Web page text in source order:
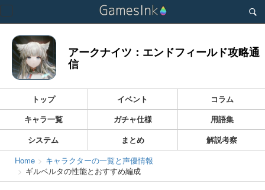
Toggle
アークナイツ：エンドフィールド攻略通
信
トップ イベント
コラム
キャラ一覧
ガチャ仕様
用語集
システム
まとめ
解説考察
Home
キャラクターの一覧と声優情報
ギルベルタの性能とおすすめ編成